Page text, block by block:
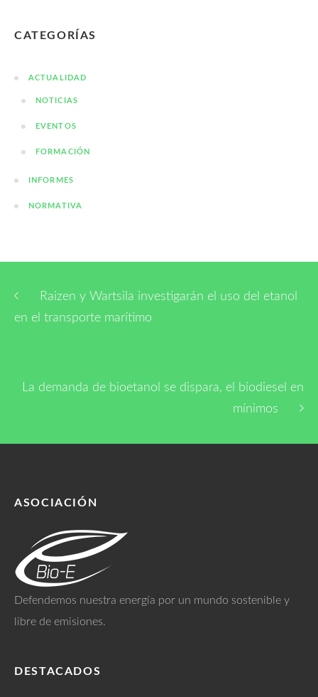
CATEGORÍAS
ACTUALIDAD
NOTICIAS
EVENTOS
FORMACIÓN
INFORMES
NORMATIVA
Raizen y Wartsila investigarán el uso del etanol
en el transporte marítimo
La demanda de bioetanol se dispara, el biodiesel en
mínimos
ASOCIACIÓN
Defendemos nuestra energía por un mundo sostenible y
libre de emisiones.
DESTACADOS